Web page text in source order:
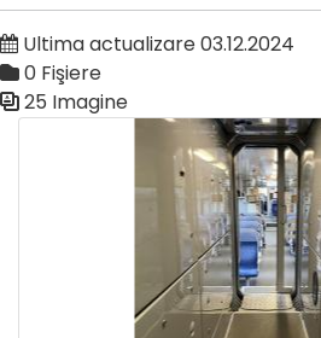
Ultima actualizare 03.12.2024
0 Fişiere
25 Imagine